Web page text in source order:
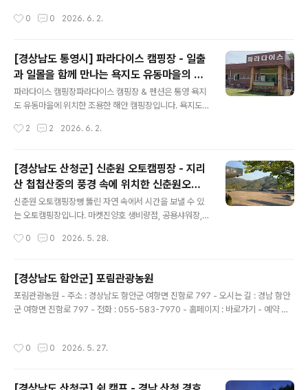
0 0 2026. 6. 2.
[경상남도 통영시] 파라다이스 캠핑장 - 일출
과 일몰을 함께 만나는 욕지도 유동마을의 조
용한 바다 캠핑장
파라다이스 캠핑장파라다이스 캠핑장 & 펜션은 통영 욕지
도 유동마을에 위치한 조용한 해안 캠핑장입니다. 욕지도
에 자리하고 있으며, 캠핑장 주변으로 바다 풍경과 일출·일
옛 분교장을 활용해 만든 펜션 숙소동과 캠핑 공간이 함께
있는 곳으로, 가족·친구·연인 단위 여행객이 욕지도의 자연
속에서 편안하게 쉬어갈 수 있습니다. 주변에는 노을전망
대, 삼여도, 양판구미, 남근바위, 욕지도 등대 등 욕지도의
대표 관광지가 가까워 섬 여행과 캠핑을 함께 즐기기에 좋
부 차량 진입은 제한됩니다. 입구에서 짐을 내린 뒤 지정 주
2 2 2026. 6. 2.
[경상남도 산청군] 신춘원 오토캠핑장 - 지리
산 첩첩산중의 풍경 속에 위치한 신춘원오토
캠핑장입니다!
신춘원 오토캠핑장뻥 뚫린 자연 속에서 시간을 보낼 수 있
는 오토캠핑장입니다. 마켓진양호 생비량점, 공용샤워장,
있습니다. - 주소 : 경상남도 산청군 생비량면 지리산대로4
용장에서 올라오시면 됩니다! - 예약 구분 : 전화,온라인예
약대기 - 민간 캠핑장이고, 직영으로 운영하고 있음. - 업종
: 일반야영장 - 상주관리인원 : 1명 - 일반야영장 : 6면 - 사
이트 크기1 (가로 x 세로)(단위 : m) : 4 x 6 = 5개 - 사이
0 0 2026. 5. 28.
[경상남도 함안군] 포림관광농원
포림관광농원 - 주소 : 경상남도 함안군 여항면 진함로 797 - 오시는 길 : 경남 함안
군 여항면 진함로 797 - 전화 : 055-583-7970 - 홈페이지 : 바로가기 - 예약 페
평일+주말 - 업종 : 일반야영장,침대,TV,에어컨,냉장고,유무선인터넷,난방기구,취사
(가로 x 세로)(단위 : m) : 5 x 7 = 6개 - 사이트 바닥은 파쇄석 6개로 되어 있음. -
0 0 2026. 5. 27.